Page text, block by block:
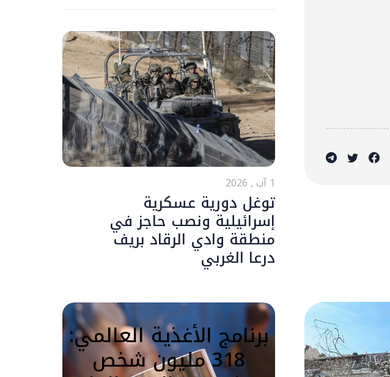
1 آب , 2026
توغل دورية عسكرية
إسرائيلية ونصب حاجز في
منطقة وادي الرقاد بريف
درعا الغربي
برنامج الأغذية العالمي:
318 مليون شخص